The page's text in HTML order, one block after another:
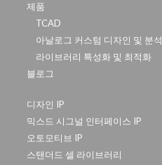
제품
TCAD
아날로그 커스텀 디자인 및 분석
라이브러리 특성화 및 최적화
블로그
디자인 IP
믹스드 시그널 인터페이스 IP
오토모티브 IP
스탠더드 셀 라이브러리